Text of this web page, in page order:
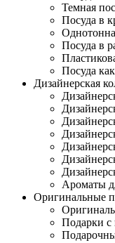
Темная
Посуда в
Посуда в
Посуда
Дизайнерская
Ароматы
Оригинальные
Подарки с